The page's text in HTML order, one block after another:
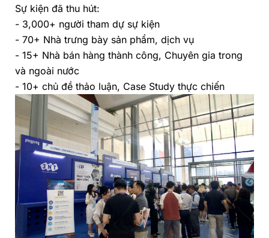
Sự kiện đã thu hút:
- 3,000+ người tham dự sự kiện
- 70+ Nhà trưng bày sản phẩm, dịch vụ
- 15+ Nhà bán hàng thành công, Chuyên gia trong
và ngoài nước
- 10+ chủ đề thảo luận, Case Study thực chiến